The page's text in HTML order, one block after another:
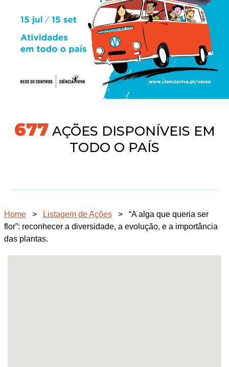
718AÇÕES DISPONÍVEIS EM
TODO O PAÍS
Home > Listagem de Ações >
“A alga que queria ser
flor”: reconhecer a diversidade, a evolução, e a importância
das plantas.